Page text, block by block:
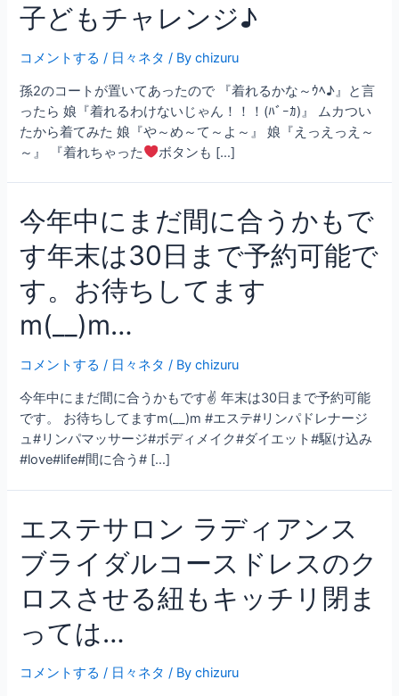
子どもチャレンジ♪
コメントする / 日々ネタ / Bychizuru
孫2のコートが置いてあったので 『着れるかな～ｳﾍ♪』と言
ったら 娘『着れるわけないじゃん！！！(ﾊﾞｰｶ)』 ムカつい
たから着てみた 娘『や～め～て～よ～』 娘『えっえっえ～
～』 『着れちゃった
ボタンも […]
今年中にまだ間に合うかもで
す年末は30日まで予約可能で
す。お待ちしてます
m(__)m…
コメントする / 日々ネタ / Bychizuru
今年中にまだ間に合うかもです✌ 年末は30日まで予約可能
です。 お待ちしてますm(__)m #エステ#リンパドレナージ
ュ#リンパマッサージ#ボディメイク#ダイエット#駆け込み
#love#life#間に合う# […]
エステサロン ラディアンス
ブライダルコースドレスのク
ロスさせる紐もキッチリ閉ま
っては…
コメントする / 日々ネタ / Bychizuru